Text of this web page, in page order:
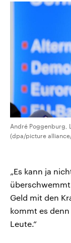
André Poggenburg,
(dpa/picture
„Es kann ja
Geld mit den
kommt es
Leute.“